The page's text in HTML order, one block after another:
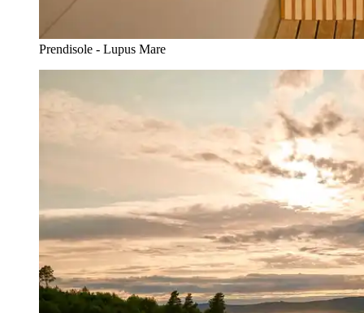
Prendisole - Lupus Mare